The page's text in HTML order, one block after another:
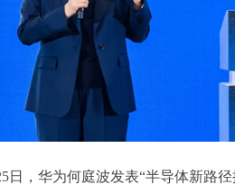
日，华为何庭波发表“半导体新路